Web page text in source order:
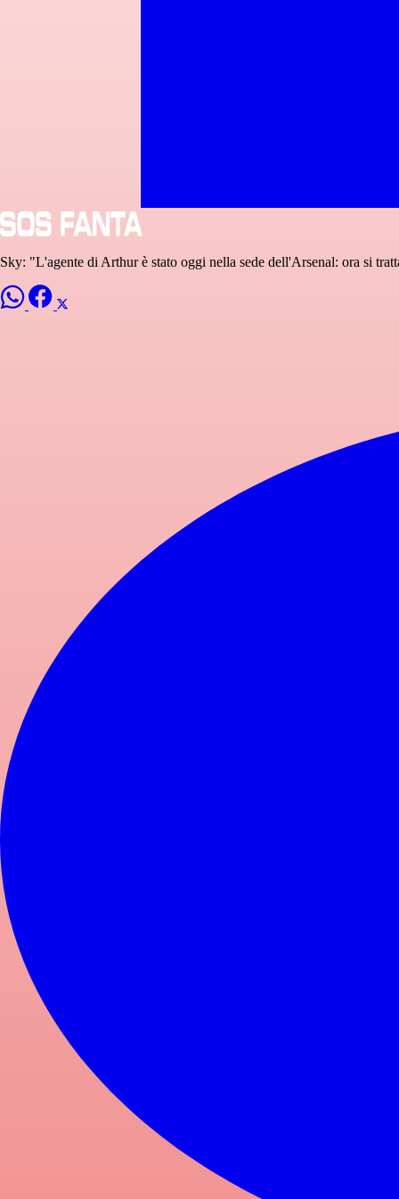
Sky: "L'agente di Arthur è stato oggi nella sede dell'Arsenal: ora si